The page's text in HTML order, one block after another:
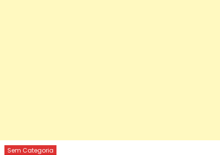
Sem Categoria